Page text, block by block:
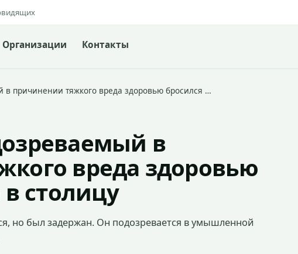
Организации Контакты
причинении тяжкого вреда здоровью бросился …
в
вреда здоровью
в столицу
но был задержан. Он подозревается в умышленной